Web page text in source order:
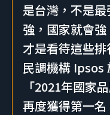
是台灣，不是
強，國家就會強
才是看待這些
民調機構 Ipsos
「2021年國家
再度獲得第一